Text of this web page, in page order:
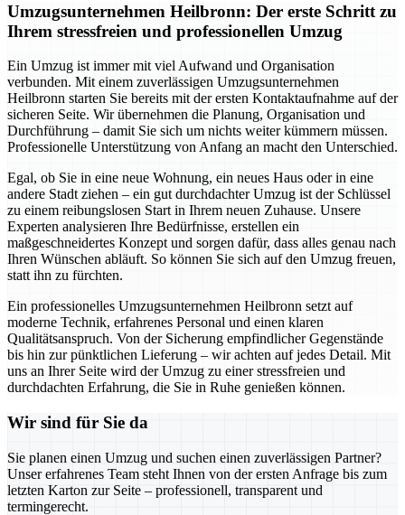
Umzugsunternehmen Heilbronn: Der erste Schritt zu
Ihrem stressfreien und professionellen Umzug
Ein Umzug ist immer mit viel Aufwand und Organisation
verbunden. Mit einem zuverlässigen Umzugsunternehmen
Heilbronn starten Sie bereits mit der ersten Kontaktaufnahme auf der
sicheren Seite. Wir übernehmen die Planung, Organisation und
Durchführung – damit Sie sich um nichts weiter kümmern müssen.
Professionelle Unterstützung von Anfang an macht den Unterschied.
Egal, ob Sie in eine neue Wohnung, ein neues Haus oder in eine
andere Stadt ziehen – ein gut durchdachter Umzug ist der Schlüssel
zu einem reibungslosen Start in Ihrem neuen Zuhause. Unsere
Experten analysieren Ihre Bedürfnisse, erstellen ein
maßgeschneidertes Konzept und sorgen dafür, dass alles genau nach
Ihren Wünschen abläuft. So können Sie sich auf den Umzug freuen,
statt ihn zu fürchten.
Ein professionelles Umzugsunternehmen Heilbronn setzt auf
moderne Technik, erfahrenes Personal und einen klaren
Qualitätsanspruch. Von der Sicherung empfindlicher Gegenstände
bis hin zur pünktlichen Lieferung – wir achten auf jedes Detail. Mit
uns an Ihrer Seite wird der Umzug zu einer stressfreien und
durchdachten Erfahrung, die Sie in Ruhe genießen können.
Wir sind für Sie da
Sie planen einen Umzug und suchen einen zuverlässigen Partner?
Unser erfahrenes Team steht Ihnen von der ersten Anfrage bis zum
letzten Karton zur Seite – professionell, transparent und
termingerecht.